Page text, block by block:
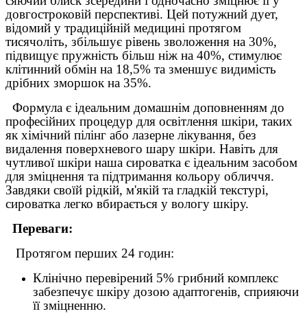
довгостроковій перспективі. Цей потужний дует,
відомий у традиційній медицині протягом
тисячоліть, збільшує рівень зволоження на 30%,
підвищує пружність більш ніж на 40%, стимулює
клітинний обмін на 18,5% та зменшує видимість
дрібних зморшок на 35%.
Формула є ідеальним домашнім доповненням до
професійних процедур для освітлення шкіри, таких
як хімічний пілінг або лазерне лікування, без
видалення поверхневого шару шкіри. Навіть для
чутливої шкіри наша сироватка є ідеальним засобом
для зміцнення та підтримання кольору обличчя.
Завдяки своїй рідкій, м'якій та гладкій текстурі,
сироватка легко вбирається у вологу шкіру.
Переваги:
Протягом перших 24 годин:
Клінічно перевірений 5% грибний комплекс
забезпечує шкіру дозою адаптогенів, сприяючи
її зміцненню.